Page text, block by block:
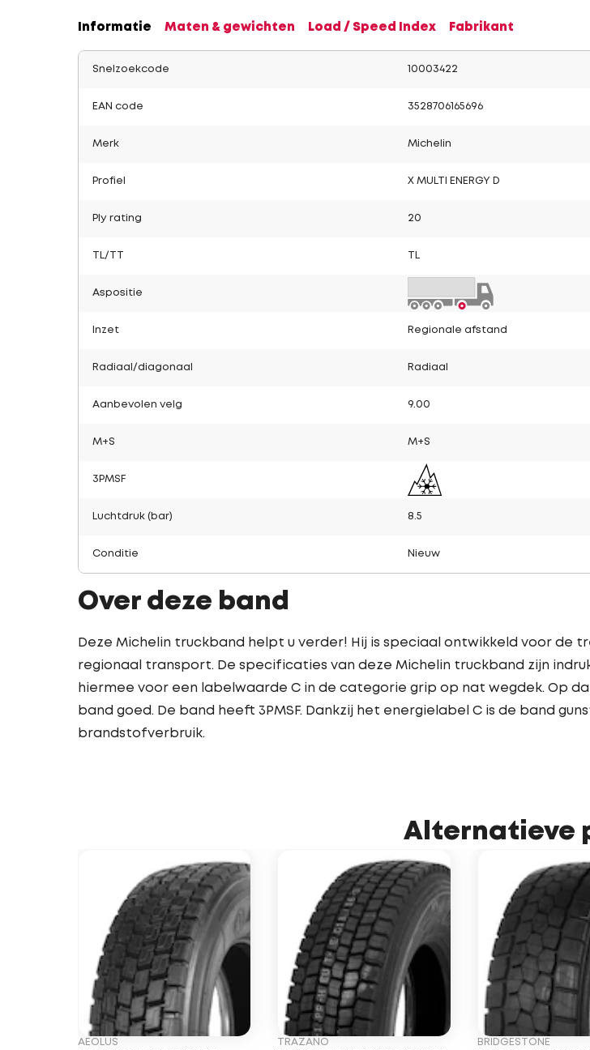
Informatie Maten & gewichten Load / Speed Index Fabrikant
Snelzoekcode 10003422
EAN code 3528706165696
Merk Michelin
Profiel X MULTI ENERGY D
Ply rating 20
TL/TT
Aspositie
Inzet Regionale afstand
Radiaal/diagonaal Radiaal
Aanbevolen velg 9.00
M+S M+S
3PMSF
Luchtdruk (bar) 8.5
Conditie Nieuw
Over deze band
Deze Michelin truckband helpt u verder! Hij is speciaal ontwikkeld voor de
regionaal transport. De specificaties van deze Michelin truckband zijn
hiermee voor een labelwaarde C in de categorie grip op nat wegdek. Op
band goed. De band heeft 3PMSF. Dankzij het energielabel C is de band
brandstofverbruik.
Alternatieve
AEOLUS TRAZANO BRIDGESTONE